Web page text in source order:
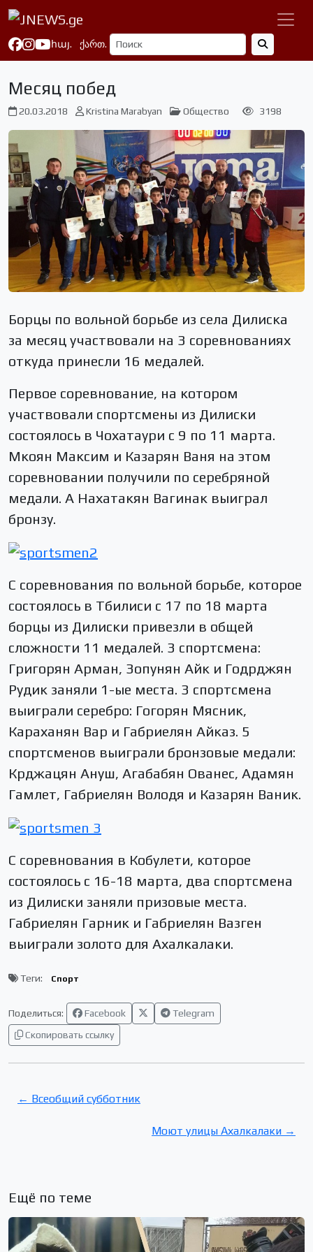
հայ. ქართ.
Месяц побед
20.03.2018 Kristina Marabyan Общество 3198
Борцы по вольной борьбе из села Дилиска
за месяц участвовали на 3 соревнованиях
откуда принесли 16 медалей.
Первое соревнование, на котором
участвовали спортсмены из Дилиски
состоялось в Чохатаури с 9 по 11 марта.
Мкоян Максим и Казарян Ваня на этом
соревновании получили по серебряной
медали. А Нахатакян Вагинак выиграл
бронзу.
С соревнования по вольной борьбе, которое
состоялось в Тбилиси с 17 по 18 марта
борцы из Дилиски привезли в общей
сложности 11 медалей. 3 спортсмена:
Григорян Арман, Зопунян Айк и Годрджян
Рудик заняли 1-ые места. 3 спортсмена
выиграли серебро: Гогорян Мясник,
Караханян Вар и Габриелян Айказ. 5
спортсменов выиграли бронзовые медали:
Крджацян Ануш, Агабабян Ованес, Адамян
Гамлет, Габриелян Володя и Казарян Ваник.
С соревнования в Кобулети, которое
состоялось с 16-18 марта, два спортсмена
из Дилиски заняли призовые места.
Габриелян Гарник и Габриелян Вазген
выиграли золото для Ахалкалаки.
Теги: Спорт
Поделиться: Facebook
Telegram
Скопировать ссылку
← Всеобщий субботник
Моют улицы Ахалкалаки →
Ещё по теме